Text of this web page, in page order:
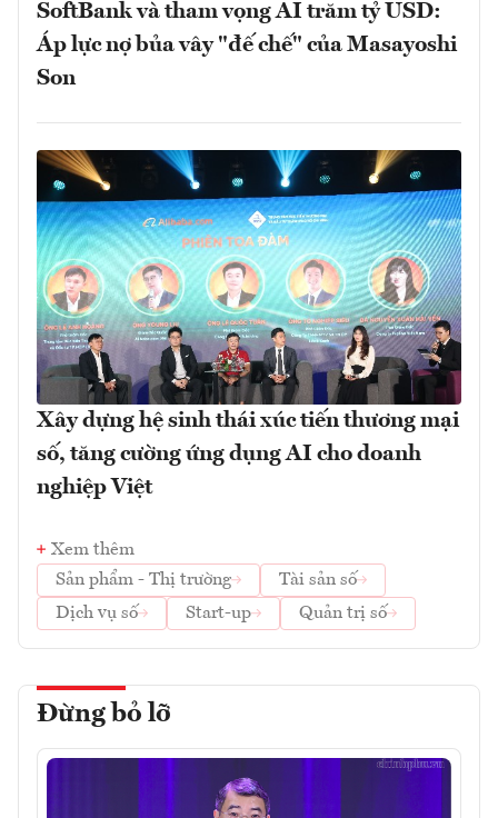
SoftBank và tham vọng AI trăm tỷ USD:
Áp lực nợ bủa vây "đế chế" của Masayoshi
Son
Xây dựng hệ sinh thái xúc tiến thương mại
số, tăng cường ứng dụng AI cho doanh
nghiệp Việt
Xem thêm
Sản phẩm - Thị trường
Tài sản số
Dịch vụ số
Start-up Quản trị số
Đừng bỏ lỡ